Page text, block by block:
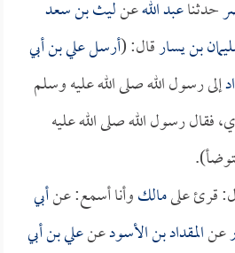
حدثناعبد اللهعنليث بن سعد
بن يسارقال: (أرسلعلي بن أبي
إلى رسول الله صلى الله عليه وسلم
فقال رسول الله صلى الله عليه
قرئ علىمالكوأنا أسمع: عنأبي
عنالمقداد بن الأسودعنعلي بن أبي